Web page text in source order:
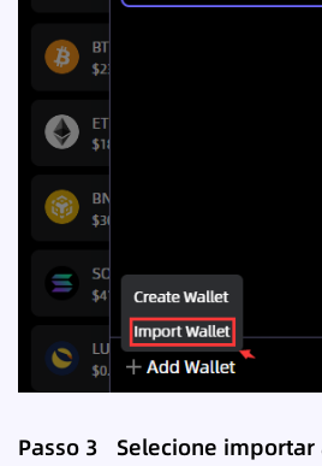
Passo 3 Selecione importar